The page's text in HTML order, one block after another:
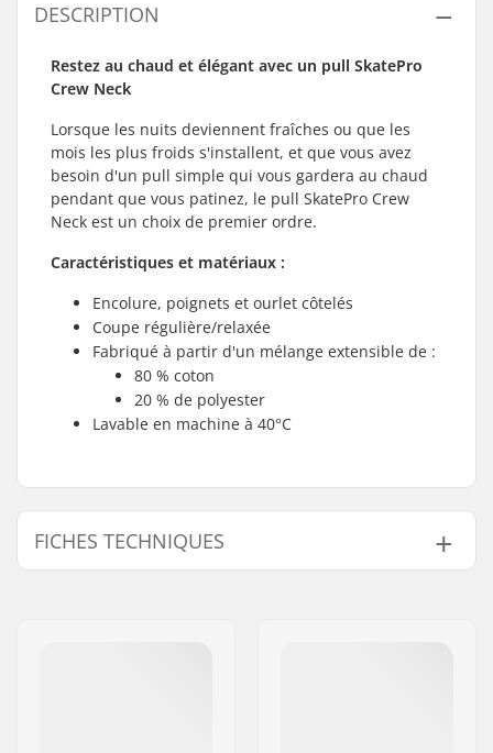
DESCRIPTION
Restez au chaud et élégant avec un pull SkatePro
Crew Neck
Lorsque les nuits deviennent fraîches ou que les
mois les plus froids s'installent, et que vous avez
besoin d'un pull simple qui vous gardera au chaud
pendant que vous patinez, le pull SkatePro Crew
Neck est un choix de premier ordre.
Caractéristiques et matériaux :
Encolure, poignets et ourlet côtelés
Coupe régulière/relaxée
Fabriqué à partir d'un mélange extensible de :
80 % coton
20 % de polyester
Lavable en machine à 40°C
FICHES TECHNIQUES